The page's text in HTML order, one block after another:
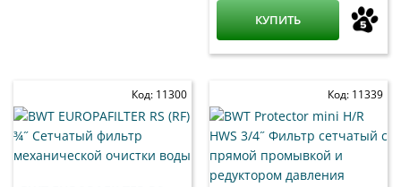
КУПИТЬ
Код: 11300 Код: 11339